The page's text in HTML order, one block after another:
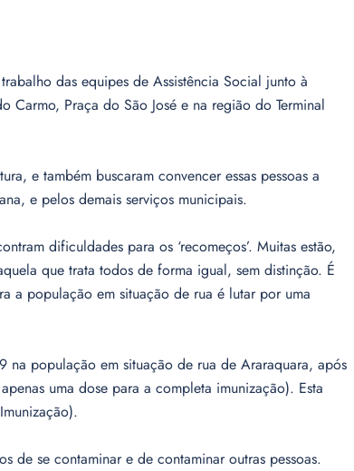
das equipes de Assistência Social junto à
Carmo, Praça do São José e na região do Terminal
e também buscaram convencer essas pessoas a
e pelos demais serviços municipais.
dificuldades para os ‘recomeços’. Muitas estão,
que trata todos de forma igual, sem distinção. É
a população em situação de rua é lutar por uma
na população em situação de rua de Araraquara, após
uma dose para a completa imunização). Esta
de se contaminar e de contaminar outras pessoas.